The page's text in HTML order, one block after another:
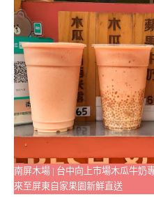
南屏木場 | 台中向上市場木瓜牛奶
來至屏東自家果園新鮮直送